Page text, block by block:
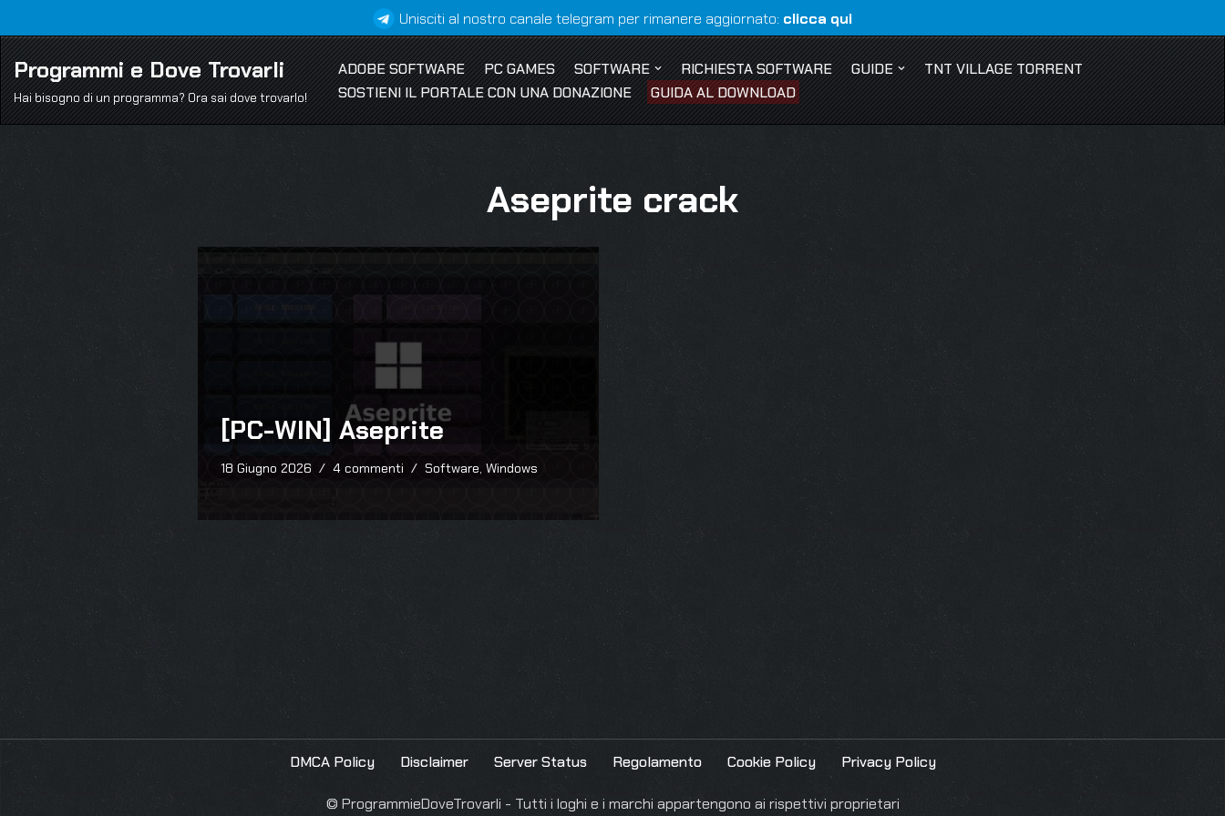
Vai
al
contenuto
Unisciti al nostro canale telegram per rimanere aggiornato: clicca qui
Programmi e Dove Trovarli
Hai bisogno di un programma? Ora sai dove trovarlo!
ADOBE SOFTWARE PC GAMES SOFTWARE RICHIESTA SOFTWARE GUIDE
TNT VILLAGE TORRENT
SOSTIENI IL PORTALE CON UNA DONAZIONE
GUIDA AL DOWNLOAD
Aseprite crack
[PC-WIN] Aseprite
18 Giugno 2026 4 commenti Software, Windows
DMCA Policy Disclaimer Server Status Regolamento Cookie Policy Privacy Policy
© ProgrammieDoveTrovarli - Tutti i loghi e i marchi appartengono ai rispettivi proprietari